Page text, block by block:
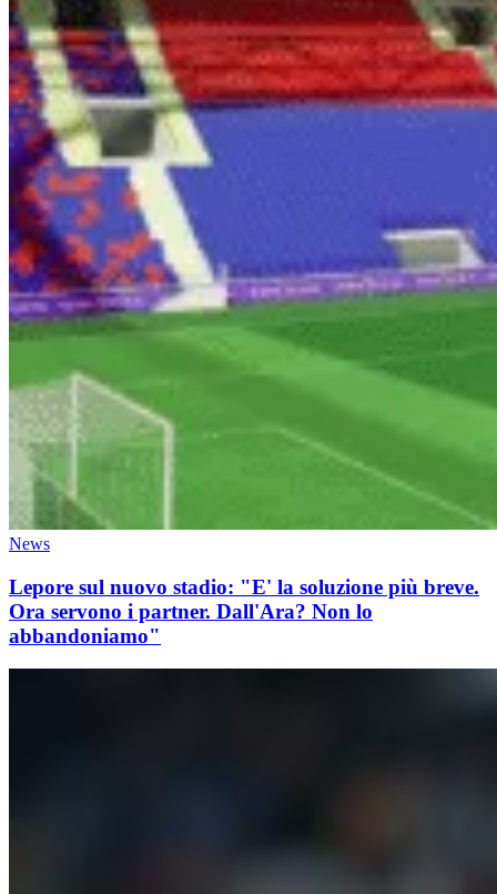
News
Lepore sul nuovo stadio: "E' la soluzione più breve.
Ora servono i partner. Dall'Ara? Non lo
abbandoniamo"